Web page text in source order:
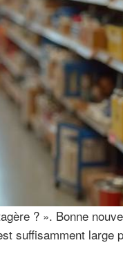
? ». Bonne
suffisamment large